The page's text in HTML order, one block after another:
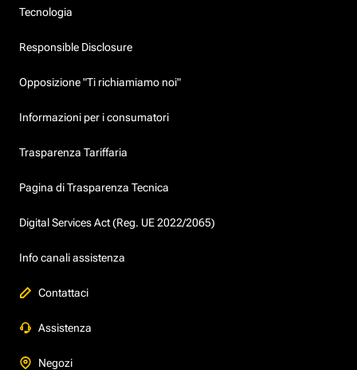
Tecnologia
Responsible Disclosure
Opposizione "Ti richiamiamo noi"
Informazioni per i consumatori
Trasparenza Tariffaria
Pagina di Trasparenza Tecnica
Digital Services Act (Reg. UE 2022/2065)
Info canali assistenza
Contattaci
Assistenza
Negozi